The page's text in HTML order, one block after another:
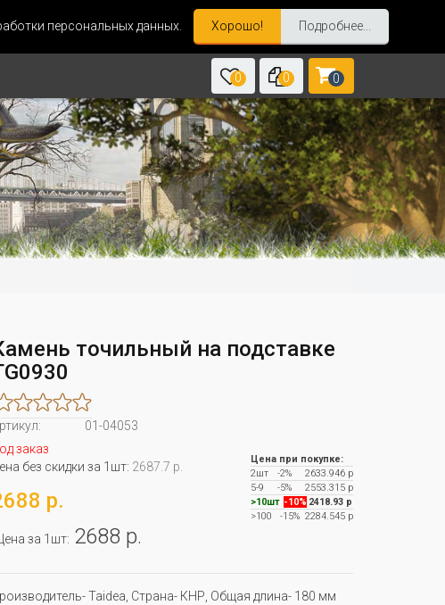
персональных данных. Хорошо! Подробнее...
0 0 0
точильный на подставке
01-04053
заказ
без скидки за 1шт: 2687.7 р.
р.
за 1шт: 2688 р.
Цена при покупке:
2шт
-2%
2633.946 р
5-9
-5%
2553.315 р
>10шт -10% 2418.93 р
>100
-15%2284.545 р
Taidea, Страна- КНР, Oбщая длина- 180 мм